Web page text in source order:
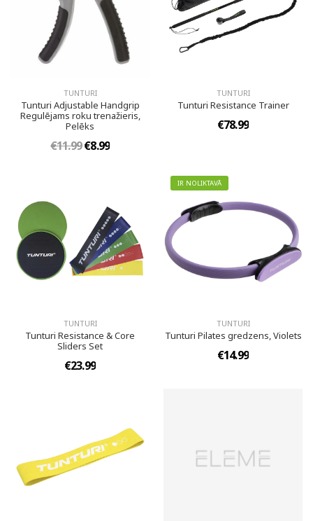
TUNTURI
Tunturi Adjustable Handgrip
Regulējams roku trenažieris,
Pelēks
€11.99€8.99
TUNTURI
Tunturi Resistance Trainer
€78.99
TUNTURI
Tunturi Resistance & Core
Sliders Set
€23.99
IR NOLIKTAVĀ
TUNTURI
Tunturi Pilates gredzens, Violets
€14.99